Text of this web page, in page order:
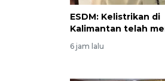
ESDM: Kelistrikan di
Kalimantan telah
6 jam lalu